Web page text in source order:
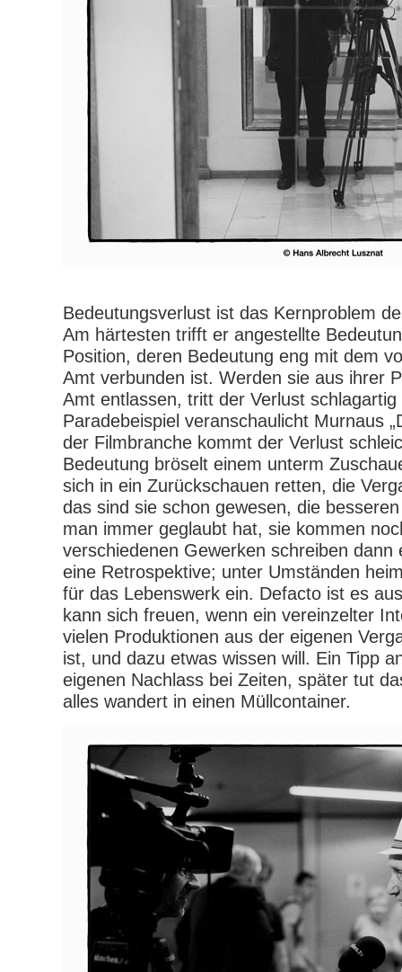
Bedeutungsverlust ist das Kernproblem
Am härtesten trifft er angestellte
Position, deren Bedeutung eng mit dem
Amt verbunden ist. Werden sie aus ihrer
Amt entlassen, tritt der Verlust schlagartig
Paradebeispiel veranschaulicht Murnaus
der Filmbranche kommt der Verlust
Bedeutung bröselt einem unterm
sich in ein Zurückschauen retten, die
das sind sie schon gewesen, die
man immer geglaubt hat, sie kommen
verschiedenen Gewerken schreiben dann
eine Retrospektive; unter Umständen
für das Lebenswerk ein. Defacto ist es
kann sich freuen, wenn ein vereinzelter
vielen Produktionen aus der eigenen
ist, und dazu etwas wissen will. Ein Tipp
eigenen Nachlass bei Zeiten, später tut
alles wandert in einen Müllcontainer.